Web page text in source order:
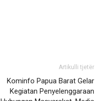
Artikulli tjetër
Kominfo Papua Barat Gelar
Kegiatan Penyelenggaraan